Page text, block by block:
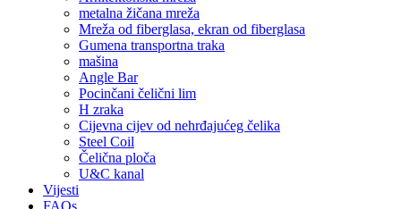
metalna žičana mreža
Mreža od fiberglasa, ekran od fiberglasa
Gumena transportna traka
mašina
Angle Bar
Pocinčani čelični lim
H zraka
Cijevna cijev od nehrđajućeg čelika
Steel Coil
Čelična ploča
U&C kanal
Vijesti
FAQs